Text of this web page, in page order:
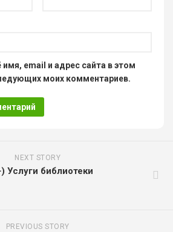
email и адрес сайта в этом
моих комментариев.
NEXT STORY
Услуги библиотеки
PREVIOUS STORY